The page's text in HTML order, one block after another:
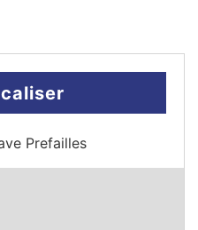
Prefailles